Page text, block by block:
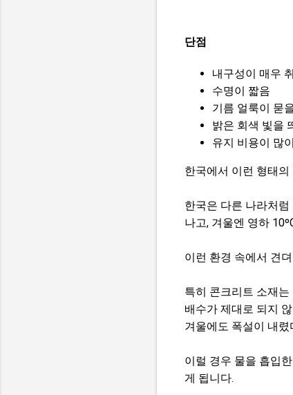
단점
내구성이 매우
수명이 짧음
기름 얼룩이 묻
밝은 회색 빛을
유지 비용이 많
한국에서 이런 형태
한국은 다른 나라처
나고, 겨울엔 영하
이런 환경 속에서 견
특히 콘크리트 소재
배수가 제대로 되지
겨울에도 폭설이 내
이럴 경우 물을 흡입
게 됩니다.